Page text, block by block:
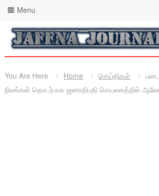
Menu
You Are Here Home செய்திகள்
நிலங்கள் தொடர்பாக ஜனாதிபதி செயலகத்தில்